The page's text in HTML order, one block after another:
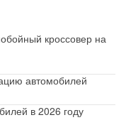
кроссовер на
автомобилей
в 2026 году